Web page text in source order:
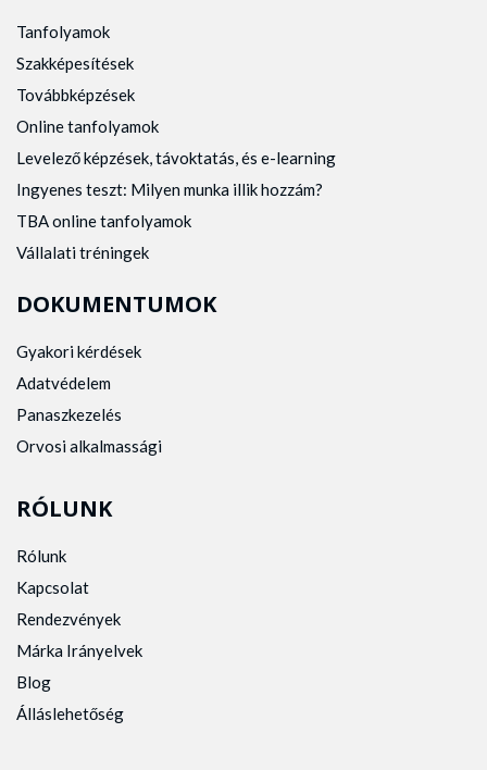
Tanfolyamok
Szakképesítések
Továbbképzések
Online tanfolyamok
Levelező képzések, távoktatás, és e-learning
Ingyenes teszt: Milyen munka illik hozzám?
TBA online tanfolyamok
Vállalati tréningek
DOKUMENTUMOK
Gyakori kérdések
Adatvédelem
Panaszkezelés
Orvosi alkalmassági
RÓLUNK
Rólunk
Kapcsolat
Rendezvények
Márka Irányelvek
Blog
Álláslehetőség